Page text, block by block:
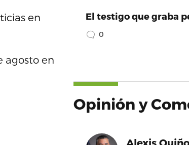
en
agosto en
El testigo que graba
0
Opinión y
Alexis